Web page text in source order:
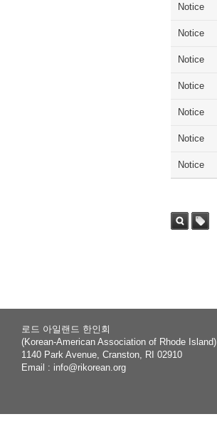
Notice
Notice
Notice
Notice
Notice
Notice
Notice
로드 아일랜드 한인회
(Korean-American Association of Rhode Island)
1140 Park Avenue, Cranston, RI 02910
Email : info@rikorean.org